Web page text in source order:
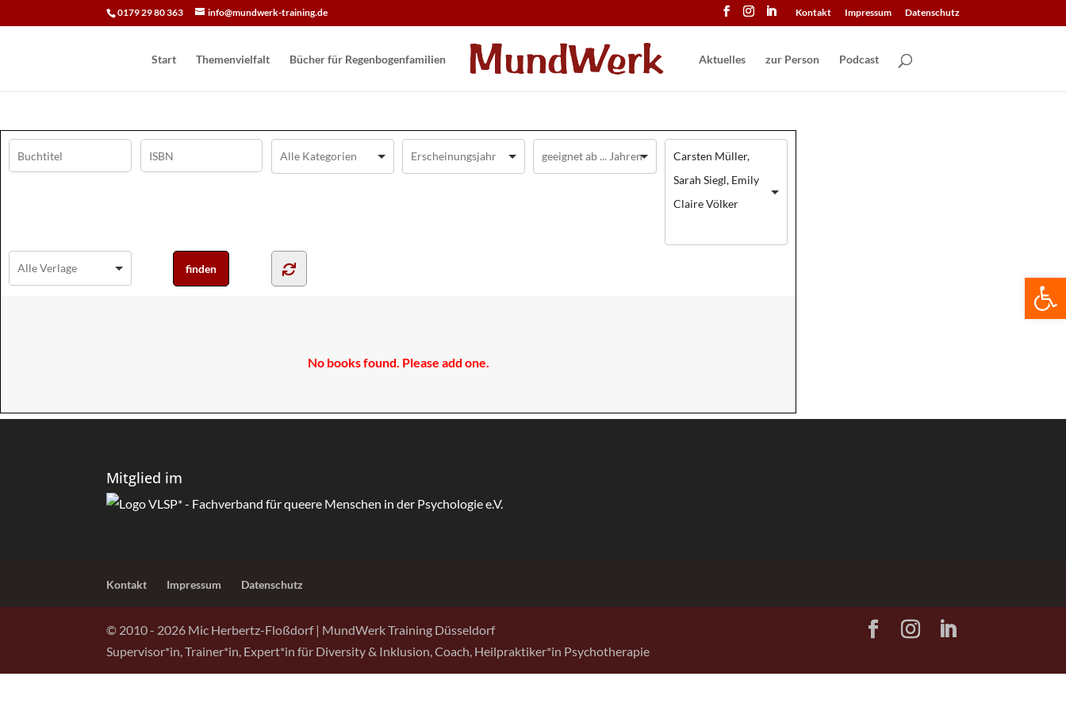
0179 29 80 363 info@mundwerk-training.de Kontakt Impressum Datenschutz
Start Themenvielfalt Bücher für Regen­bogen­familien Aktuelles zur Person Podcast
Carsten Müller,
Sarah Siegl, Emily
Claire Völker
No books found. Please add one.
Mitglied im
Kontakt Impressum Datenschutz
© 2010 - 2026 Mic Herbertz-Floßdorf | MundWerk Training Düsseldorf
Supervisor*in, Trainer*in, Expert*in für Diversity & Inklusion, Coach, Heilpraktiker*in Psychotherapie